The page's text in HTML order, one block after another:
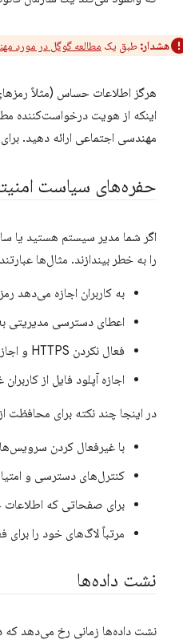
هشدار: طبق یک مطالعه گوگل در مورد
هرگز اطلاعات حساس (مثلاً
اینکه از هویت درخواست‌کننده
مهندسی اجتماعی ارائه دهید. برای
حفره‌های سیاست
اگر شما مدیر سیستم هستید یا
را به خطر بیندازند. مثال‌ها
به کاربران اجازه می‌دهد
اعطای دسترسی مدیریتی به
فعال نکردن HTTPS و اجازه ندادن به کاربران برای ورود با استفاده از HTTP.
اجازه آپلود فایل از
در اینجا چند نکته برای
با غیرفعال کردن
کنترل‌های دسترسی و
برای صفحاتی که اطلاعات
مرتباً لاگ‌های خود را
نشت داده‌ها
نشت داده‌ها زمانی رخ می‌دهد که